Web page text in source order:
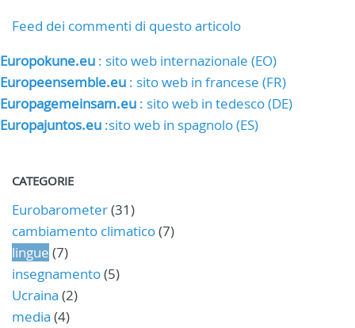
Feed dei commenti di questo articolo
Europokune.eu : sito web internazionale (EO)
Europeensemble.eu : sito web in francese (FR)
Europagemeinsam.eu : sito web in tedesco (DE)
Europajuntos.eu :sito web in spagnolo (ES)
CATEGORIE
Eurobarometer(31)
cambiamento climatico(7)
lingue (7)
insegnamento(5)
Ucraina (2)
media (4)